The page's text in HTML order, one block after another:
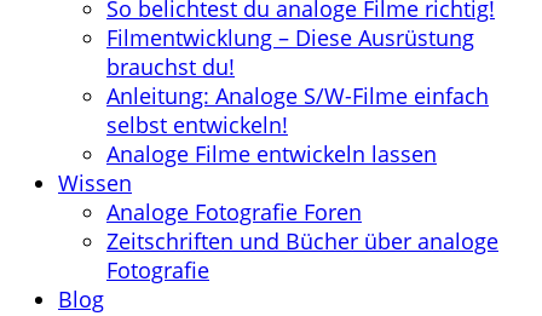
So belichtest du analoge Filme richtig!
Filmentwicklung – Diese Ausrüstung
brauchst du!
Anleitung: Analoge S/W-Filme einfach
selbst entwickeln!
Analoge Filme entwickeln lassen
Wissen
Analoge Fotografie Foren
Zeitschriften und Bücher über analoge
Fotografie
Blog